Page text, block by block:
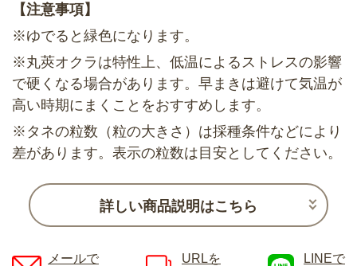
【注意事項】
※ゆでると緑色になります。
※丸莢オクラは特性上、低温によるストレスの影響
で硬くなる場合があります。早まきは避けて気温が
高い時期にまくことをおすすめします。
※タネの粒数（粒の大きさ）は採種条件などにより
差があります。表示の粒数は目安としてください。
詳しい商品説明はこちら
メールで
URLを
LINEで